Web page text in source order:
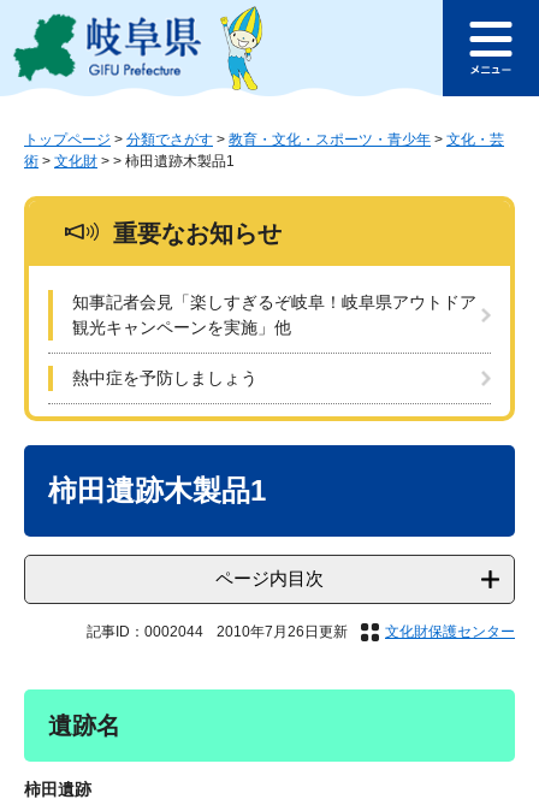
ジ
ュ
このページの本文へ
ュ
トップページ > 分類でさがす > 教育・文化・スポーツ・青少年 > 文化・芸
術 > 文化財 > > 柿田遺跡木製品1
重要なお知らせ
知事記者会見「楽しすぎるぞ岐阜！岐阜県アウトドア
観光キャンペーンを実施」他
熱中症を予防しましょう
柿田遺跡木製品1
ページ内目次
記事ID：0002044 2010年7月26日更新 文化財保護センター
遺跡名
柿田遺跡